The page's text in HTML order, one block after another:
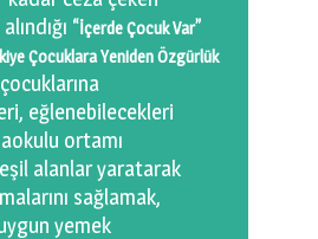
“İçerde Çocuk Var”
Çocuklara Yeniden Özgürlük
eğlenebilecekleri
ortamı
alanlar yaratarak
sağlamak,
yemek